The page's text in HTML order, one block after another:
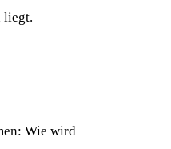
liegt.
Wie wird